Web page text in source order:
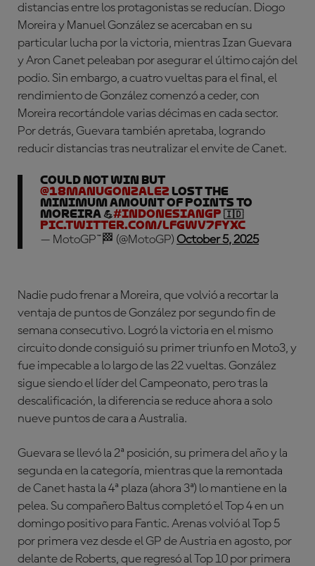
distancias entre los protagonistas se reducían. Diogo
Moreira y Manuel González se acercaban en su
particular lucha por la victoria, mientras Izan Guevara
y Aron Canet peleaban por asegurar el último cajón del
podio. Sin embargo, a cuatro vueltas para el final, el
rendimiento de González comenzó a ceder, con
Moreira recortándole varias décimas en cada sector.
Por detrás, Guevara también apretaba, logrando
reducir distancias tras neutralizar el envite de Canet.
Could not win but
@18manugonzalez lost the
minimum amount of points to
Moreira 💪#IndonesianGP 🇮🇩
pic.twitter.com/lFgWv7fYxc
— MotoGP™🏁 (@MotoGP) October 5, 2025
Nadie pudo frenar a Moreira, que volvió a recortar la
ventaja de puntos de González por segundo fin de
semana consecutivo. Logró la victoria en el mismo
circuito donde consiguió su primer triunfo en Moto3, y
fue impecable a lo largo de las 22 vueltas. González
sigue siendo el líder del Campeonato, pero tras la
descalificación, la diferencia se reduce ahora a solo
nueve puntos de cara a Australia.
Guevara se llevó la 2ª posición, su primera del año y la
segunda en la categoría, mientras que la remontada
de Canet hasta la 4ª plaza (ahora 3ª) lo mantiene en la
pelea. Su compañero Baltus completó el Top 4 en un
domingo positivo para Fantic. Arenas volvió al Top 5
por primera vez desde el GP de Austria en agosto, por
delante de Roberts, que regresó al Top 10 por primera